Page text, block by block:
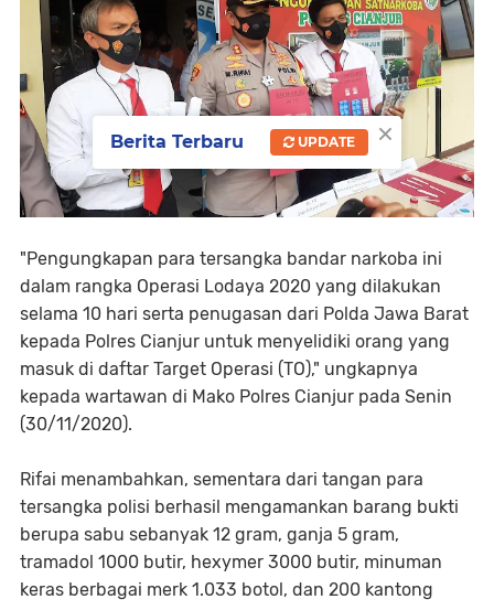
"Pengungkapan para tersangka bandar narkoba ini
dalam rangka Operasi Lodaya 2020 yang dilakukan
selama 10 hari serta penugasan dari Polda Jawa Barat
kepada Polres Cianjur untuk menyelidiki orang yang
masuk di daftar Target Operasi (TO)," ungkapnya
kepada wartawan di Mako Polres Cianjur pada Senin
(30/11/2020).
Rifai menambahkan, sementara dari tangan para
tersangka polisi berhasil mengamankan barang bukti
berupa sabu sebanyak 12 gram, ganja 5 gram,
tramadol 1000 butir, hexymer 3000 butir, minuman
keras berbagai merk 1.033 botol, dan 200 kantong
×
Berita Terbaru UPDATE